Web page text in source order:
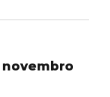
novembro